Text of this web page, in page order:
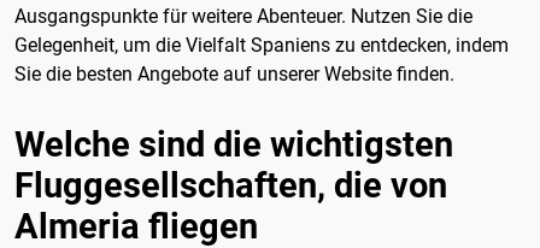
Ausgangspunkte für weitere Abenteuer. Nutzen Sie die
Gelegenheit, um die Vielfalt Spaniens zu entdecken, indem
Sie die besten Angebote auf unserer Website finden.
Welche sind die wichtigsten
Fluggesellschaften, die von
Almeria fliegen